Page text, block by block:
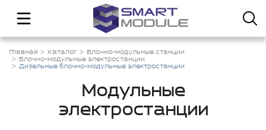
Главная Каталог
Блочно-модульные станции
Блочно-модульные электростанции
Дизельные блочно-модульные электростанции
Модульные
электростанции